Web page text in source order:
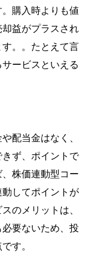
購入時よりも値
益がプラスされ
。 。たとえて言
ービスといえる
配当金はなく、
ず、ポイントで
株価連動型コー
してポイントが
のメリットは、
要ないため、投
す。